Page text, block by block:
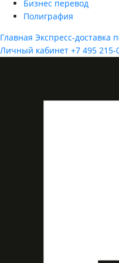
Бизнес перевод
Полиграфия
Главная Экспресс-доставка
Личный кабинет +7 495 215-